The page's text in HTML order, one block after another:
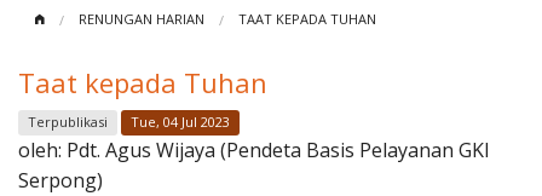
Klasis dan Jemaat
Berita Kegiatan
RENUNGAN HARIAN TAAT KEPADA TUHAN
Taat kepada Tuhan
Terpublikasi Tue, 04 Jul 2023
oleh: Pdt. Agus Wijaya (Pendeta Basis Pelayanan GKI
Serpong)